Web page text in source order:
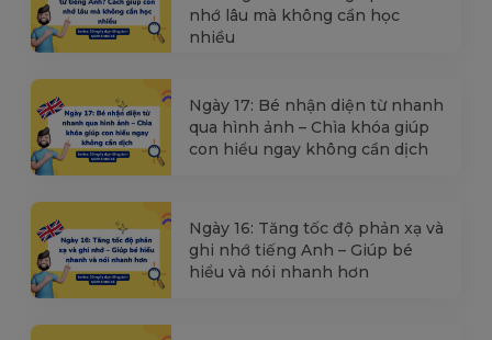
nhớ lâu mà không cần học
nhiều
Ngày 17: Bé nhận diện từ nhanh
qua hình ảnh – Chìa khóa giúp
con hiểu ngay không cần dịch
Ngày 16: Tăng tốc độ phản xạ và
ghi nhớ tiếng Anh – Giúp bé
hiểu và nói nhanh hơn